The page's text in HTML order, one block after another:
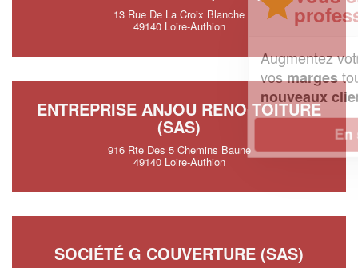
13 Rue De La Croix Blanche
49140 Loire-Authion
ENTREPRISE ANJOU RENO TOITURE
(SAS)
916 Rte Des 5 Chemins Baune
49140 Loire-Authion
SOCIÉTÉ G COUVERTURE (SAS)
professionnel ?
Augmentez votrechiffre d'affaireset
vosmargestout en gagnant de
En savoir plus